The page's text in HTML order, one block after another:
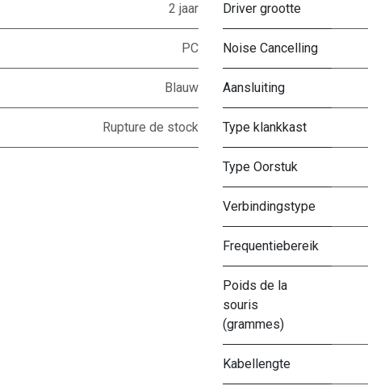
2 jaar
PC
Blauw
Rupture de stock
Driver grootte
Noise Cancelling
Aansluiting
Type klankkast
Type Oorstuk
Verbindingstype
Frequentiebereik
Poids de la
souris
(grammes)
Kabellengte